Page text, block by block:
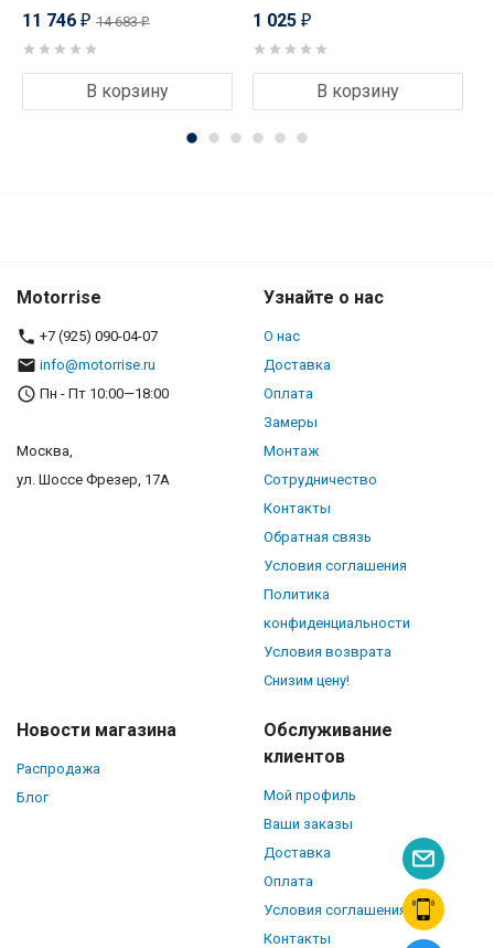
11 746 ₽ 14 683₽
В корзину
1 025 ₽
В корзину
Motorrise
+7 (925) 090-04-07
info@motorrise.ru
Пн - Пт 10:00—18:00
Москва,
ул. Шоссе Фрезер, 17А
Узнайте о нас
О нас
Доставка
Оплата
Замеры
Монтаж
Сотрудничество
Контакты
Обратная связь
Условия соглашения
Политика
конфиденциальности
Условия возврата
Снизим цену!
Новости магазина
Распродажа
Блог
Обслуживание
клиентов
Мой профиль
Ваши заказы
Доставка
Оплата
Условия соглашения
Контакты